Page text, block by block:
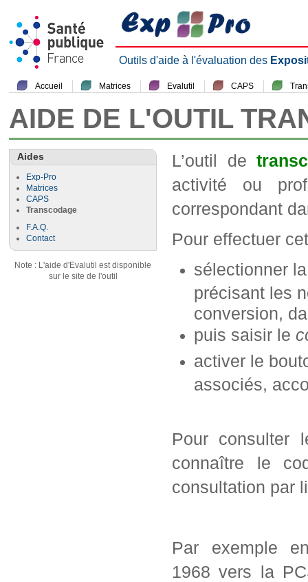
Outils d'aide à l'évaluation des
Accueil Matrices Evalutil CAPS
AIDE DE L'OUTIL
Aides
Exp-Pro
Matrices
CAPS
Transcodage
F.A.Q.
Contact
Note : L'aide d'Evalutil est disponible
sur le site de l'outil
L’outil de
activité ou
correspondant
Pour effectuer
sélectionner
précisant les
conversion,
puis saisir le
activer le
associés,
Pour consulter
connaître le
consultation par
Par exemple
1968 vers la